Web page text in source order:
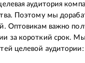
аудитория
Поэтому мы
Оптовикам важно
за короткий срок. Мы
целевой аудитории: